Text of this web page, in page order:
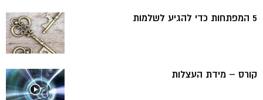
5 המפתחות כדי להגיע לשלמות
קורס – מידת העצלות